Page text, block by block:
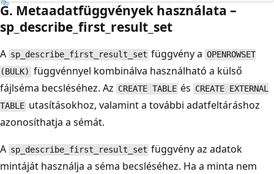
G. Metaadatfüggvények használata –
sp_describe_first_result_set
A sp_describe_first_result_set függvény a OPENROWSET
(BULK) függvénnyel kombinálva használható a külső
fájlséma becsléséhez. Az CREATE TABLE és CREATE EXTERNAL
TABLE utasításokhoz, valamint a további adatfeltáráshoz
azonosíthatja a sémát.
A sp_describe_first_result_set függvény az adatok
mintáját használja a séma becsléséhez. Ha a minta nem